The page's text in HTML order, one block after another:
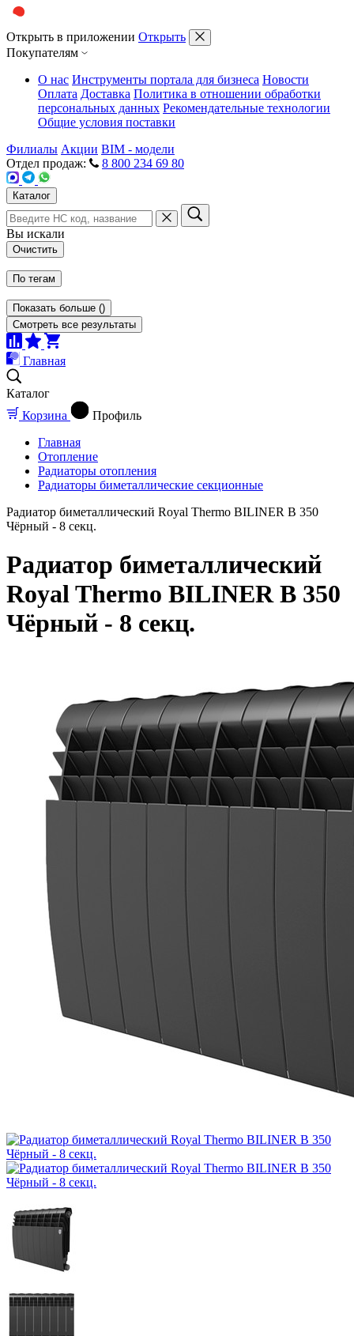
Открыть в приложении Открыть
Покупателям
О нас Инструменты портала для бизнеса Новости
Оплата Доставка Политика в отношении обработки
персональных данных Рекомендательные технологии
Общие условия поставки
Филиалы Акции BIM - модели
Отдел продаж:
8 800 234 69 80
Каталог
Вы искали
Очистить
По тегам
Показать больше ()
Смотреть все результаты
Главная
Каталог
Корзина
Профиль
Главная
Отопление
Радиаторы отопления
Радиаторы биметаллические секционные
Радиатор биметаллический Royal Thermo BILINER B 350
Чёрный - 8 секц.
Радиатор биметаллический
Royal Thermo BILINER B 350
Чёрный - 8 секц.